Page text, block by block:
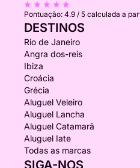
Pontuação: 4.9 / 5 calculada a
DESTINOS
Rio de Janeiro
Angra dos-reis
Ibiza
Croácia
Grécia
Aluguel Veleiro
Aluguel Lancha
Aluguel Catamarã
Aluguel Iate
Todas as marcas
SIGA-NOS